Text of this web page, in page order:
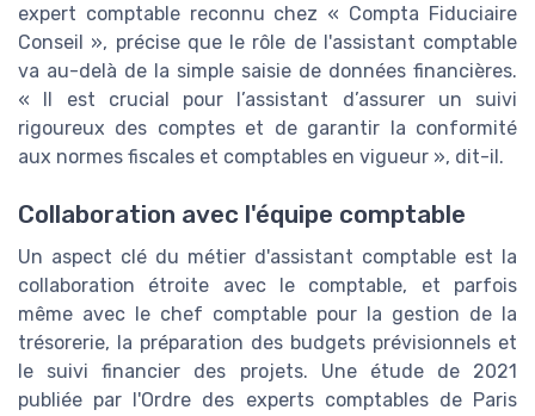
expert comptable reconnu chez « Compta Fiduciaire
Conseil », précise que le rôle de l'assistant comptable
va au-delà de la simple saisie de données financières.
« Il est crucial pour l’assistant d’assurer un suivi
rigoureux des comptes et de garantir la conformité
aux normes fiscales et comptables en vigueur », dit-il.
Collaboration avec l'équipe comptable
Un aspect clé du métier d'assistant comptable est la
collaboration étroite avec le comptable, et parfois
même avec le chef comptable pour la gestion de la
trésorerie, la préparation des budgets prévisionnels et
le suivi financier des projets. Une étude de 2021
publiée par l'Ordre des experts comptables de Paris